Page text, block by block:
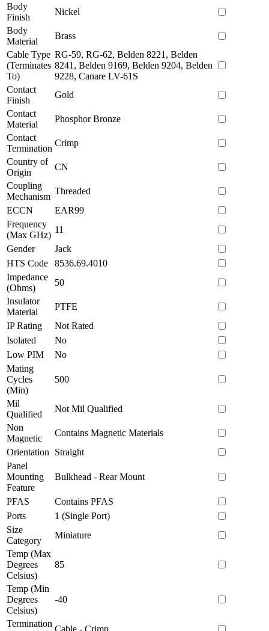
Body
Finish
Nickel
Body
Material
Brass
Cable Type
(Terminates
To)
RG-59, RG-62, Belden 8221, Belden
8241, Belden 9169, Belden 9204, Belden
9228, Canare LV-61S
Contact
Finish
Gold
Contact
Material
Phosphor Bronze
Contact
Termination
Crimp
Country of
Origin
CN
Coupling
Mechanism
Threaded
ECCN
EAR99
Frequency
(Max GHz)
11
Gender
Jack
HTS Code
8536.69.4010
Impedance
(Ohms)
50
Insulator
Material
PTFE
IP Rating
Not Rated
Isolated
No
Low PIM
No
Mating
Cycles
(Min)
500
Mil
Qualified
Not Mil Qualified
Non
Magnetic
Contains Magnetic Materials
Orientation
Straight
Panel
Mounting
Feature
Bulkhead - Rear Mount
PFAS
Contains PFAS
Ports
1 (Single Port)
Size
Category
Miniature
Temp (Max
Degrees
Celsius)
85
Temp (Min
Degrees
Celsius)
-40
Termination
Cable - Crimp